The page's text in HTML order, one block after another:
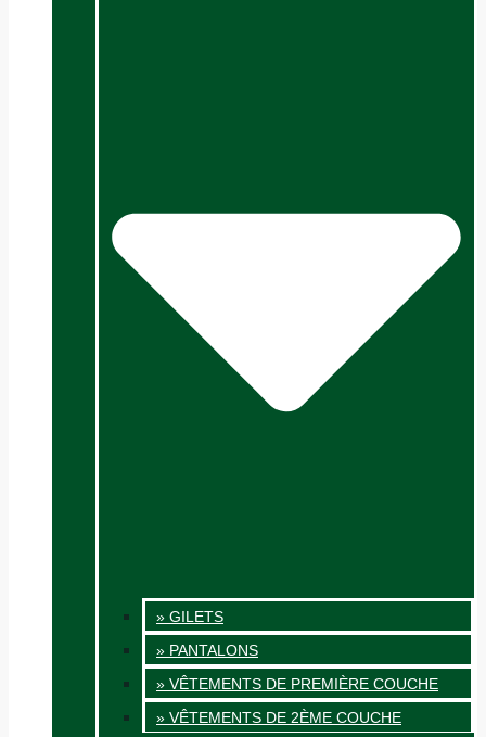
» GILETS
» PANTALONS
» VÊTEMENTS DE PREMIÈRE COUCHE
» VÊTEMENTS DE 2ÈME COUCHE